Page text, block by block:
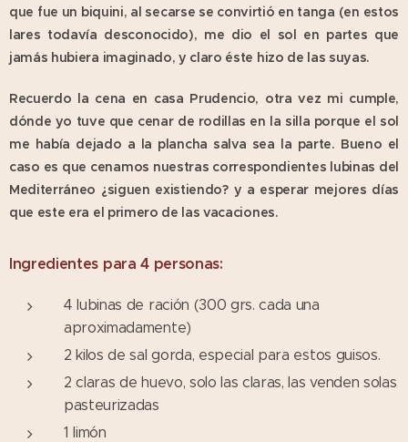
que fue un biquini, al secarse se convirtió en tanga (en estos
lares todavía desconocido), me dio el sol en partes que
jamás hubiera imaginado, y claro éste hizo de las suyas.
Recuerdo la cena en casa Prudencio, otra vez mi cumple,
dónde yo tuve que cenar de rodillas en la silla porque el sol
me había dejado a la plancha salva sea la parte. Bueno el
caso es que cenamos nuestras correspondientes lubinas del
Mediterráneo ¿siguen existiendo? y a esperar mejores días
que este era el primero de las vacaciones.
Ingredientes para 4 personas:
4 lubinas de ración (300 grs. cada una
aproximadamente)
2 kilos de sal gorda, especial para estos guisos.
2 claras de huevo, solo las claras, las venden solas
pasteurizadas
1 limón